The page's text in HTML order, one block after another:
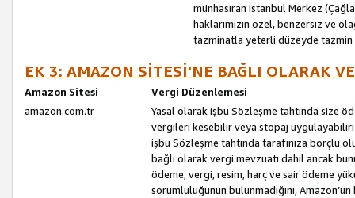
münhasıran İstanbul Merkez
haklarımızın özel, benzersiz ve
tazminatla yeterli düzeyde
EK 3: AMAZON SİTESİ'NE BAĞLI OLARAK
Amazon Sitesi
Vergi Düzenlemesi
amazon.com.tr
Yasal olarak işbu Sözleşme tahtında size
vergileri kesebilir veya stopaj
işbu Sözleşme tahtında tarafınıza borçlu
bağlı olarak vergi mevzuatı dahil ancak
ödeme, vergi, resim, harç ve sair ödeme
sorumluluğunun bulunmadığını,